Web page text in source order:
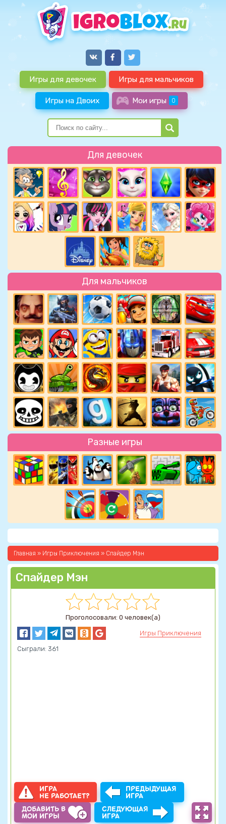
Игры для девочек Игры для мальчиков
Игры на Двоих Мои игры 0
Для девочек
Для мальчиков
Разные игры
Главная » Игры Приключения » Спайдер Мэн
Спайдер Мэн
Проголосовали: 0 человек(а)
Игры Приключения
Сыграли: 361
ИГРА
НЕ РАБОТАЕТ?
ПРЕДЫДУЩАЯ
ИГРА
ДОБАВИТЬ В
МОИ ИГРЫ
СЛЕДУЮЩАЯ
ИГРА